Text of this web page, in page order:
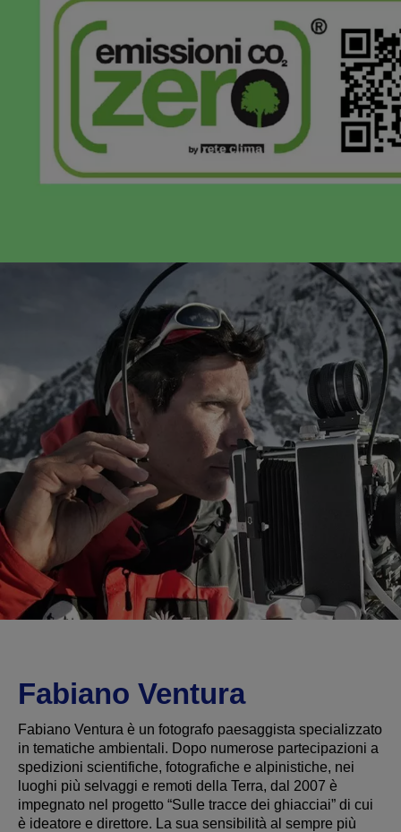
Fabiano Ventura
Fabiano Ventura è un fotografo paesaggista specializzato
in tematiche ambientali. Dopo numerose partecipazioni a
spedizioni scientifiche, fotografiche e alpinistiche, nei
luoghi più selvaggi e remoti della Terra, dal 2007 è
impegnato nel progetto “Sulle tracce dei ghiacciai” di cui
è ideatore e direttore. La sua sensibilità al sempre più